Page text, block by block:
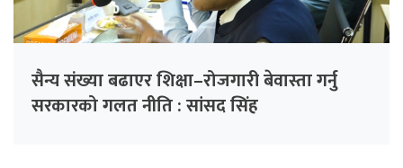
सैन्य संख्या बढाएर शिक्षा–रोजगारी बेवास्ता गर्नु
सरकारको गलत नीति : सांसद सिंह